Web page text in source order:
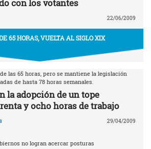
con los votantes
22/06/2009
65 HORAS, VUELTA AL SIGLO XIX
las 65 horas, pero se mantiene la legislación
de hasta 78 horas semanales.
la adopción de un tope
y ocho horas de trabajo
29/04/2009
no logran acercar posturas